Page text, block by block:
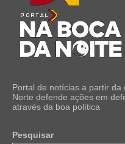
Portal de notícias a partir
Norte defende ações em
através da boa política
Pesquisar